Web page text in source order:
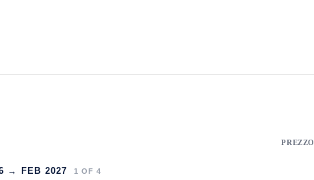
PREZZO
→ FEB 2027 1 OF 4